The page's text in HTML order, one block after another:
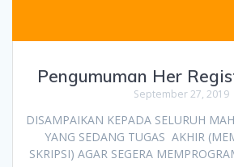
Pengumuman Her
September 27, 2019
DISAMPAIKAN KEPADA SELURUH
YANG SEDANG TUGAS AKHIR
SKRIPSI) AGAR SEGERA